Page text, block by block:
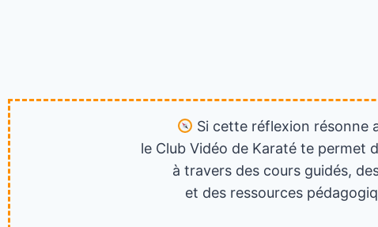
Si cette réflexion résonne
le Club Vidéo de Karaté te permet
à travers des cours guidés,
et des ressources